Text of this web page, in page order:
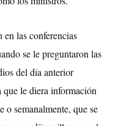
las conferencias
se le preguntaron las
del día anterior
que le diera información
o semanalmente, que se